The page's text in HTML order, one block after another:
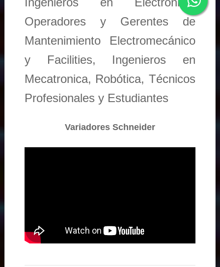
Operadores y Gerentes de
Mantenimiento Electromecánico
y Facilities, Ingenieros en
Mecatronica, Robótica, Técnicos
Profesionales y Estudiantes
Variadores Schneider